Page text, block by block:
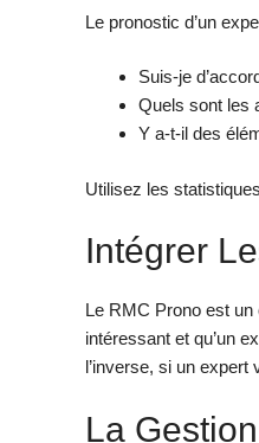
Le pronostic d’un
Suis-je
Quels sont les
Y a-t-il des
Utilisez les
Intégrer
Le RMC Prono est
intéressant et qu’un
l’inverse, si un expert
La